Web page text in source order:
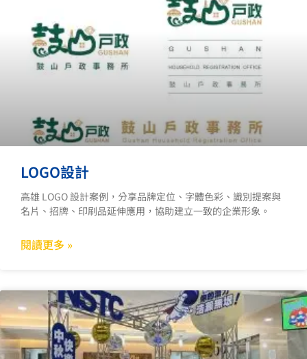
LOGO設計
高雄 LOGO 設計案例，分享品牌定位、字體色彩、識別提案與
名片、招牌、印刷品延伸應用，協助建立一致的企業形象。
閱讀更多 »